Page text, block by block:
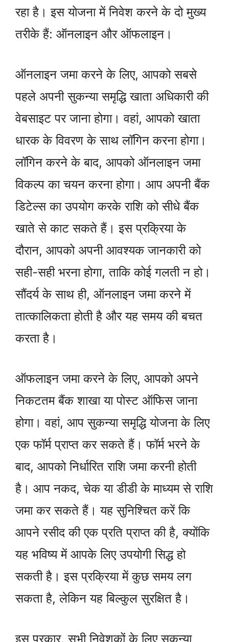
रहा है। इस योजना में निवेश करने के दो मुख्य
तरीके हैं: ऑनलाइन और ऑफलाइन।
ऑनलाइन जमा करने के लिए, आपको सबसे
पहले अपनी सुकन्या समृद्धि खाता अधिकारी की
वेबसाइट पर जाना होगा। वहां, आपको खाता
धारक के विवरण के साथ लॉगिन करना होगा।
लॉगिन करने के बाद, आपको ऑनलाइन जमा
विकल्प का चयन करना होगा। आप अपनी बैंक
डिटेल्स का उपयोग करके राशि को सीधे बैंक
खाते से काट सकते हैं। इस प्रक्रिया के
दौरान, आपको अपनी आवश्यक जानकारी को
सही-सही भरना होगा, ताकि कोई गलती न हो।
सौंदर्य के साथ ही, ऑनलाइन जमा करने में
तात्कालिकता होती है और यह समय की बचत
करता है।
ऑफलाइन जमा करने के लिए, आपको अपने
निकटतम बैंक शाखा या पोस्ट ऑफिस जाना
होगा। वहां, आप सुकन्या समृद्धि योजना के लिए
एक फॉर्म प्राप्त कर सकते हैं। फॉर्म भरने के
बाद, आपको निर्धारित राशि जमा करनी होती
है। आप नकद, चेक या डीडी के माध्यम से राशि
जमा कर सकते हैं। यह सुनिश्चित करें कि
आपने रसीद की एक प्रति प्राप्त की है, क्योंकि
यह भविष्य में आपके लिए उपयोगी सिद्ध हो
सकती है। इस प्रक्रिया में कुछ समय लग
सकता है, लेकिन यह बिल्कुल सुरक्षित है।
इस प्रकार, सभी निवेशकों के लिए सुकन्या